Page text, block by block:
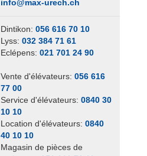
info@​max-​urech.​ch
Din­ti­kon: 056 616 70 10
Lyss: 032 384 71 61
Eclé­pens: 021 701 24 90
Vente d'élé­va­teurs: 056 616
77 00
Ser­vice d'élé­va­teurs: 0840 30
10 10
Loca­tion d'élé­va­teurs: 0840
40 10 10
Maga­sin de pièces de